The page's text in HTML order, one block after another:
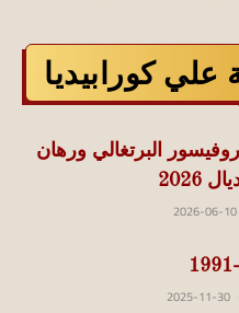
علي كورابيديا
(1953) | البروفيسور البرتغالي ورهان
2026-06-10
2025-11-30